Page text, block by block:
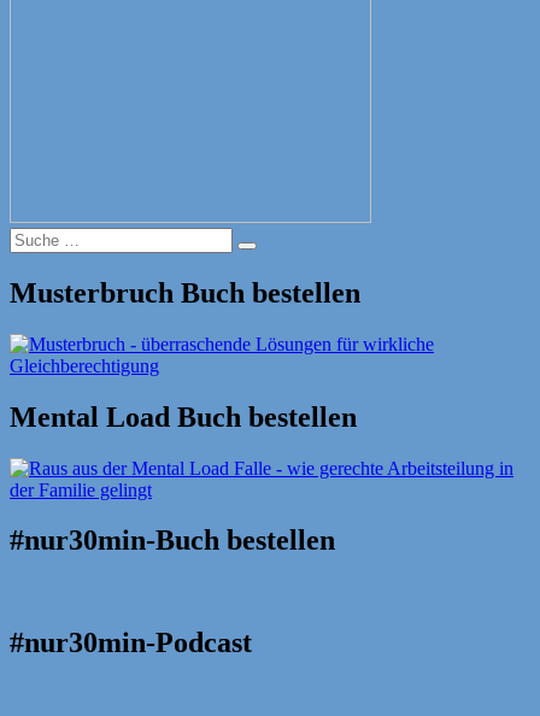
Suche
nach:
Suche
Musterbruch Buch bestellen
Mental Load Buch bestellen
#nur30min-Buch bestellen
#nur30min-Podcast